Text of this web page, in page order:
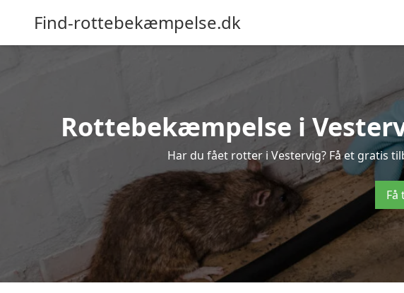
Find-rottebekæmpelse.dk
Rottebekæmpelse i
Har du fået rotter i Vestervig? Få et gratis